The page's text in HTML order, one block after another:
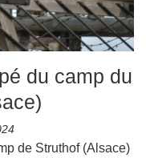
du camp du
de Struthof (Alsace)